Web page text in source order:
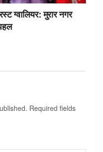
ग्वालियर: मुरार नगर
Required fields